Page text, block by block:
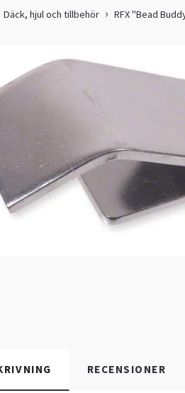
Däck, hjul och tillbehör RFX "Bead
RECENSIONER